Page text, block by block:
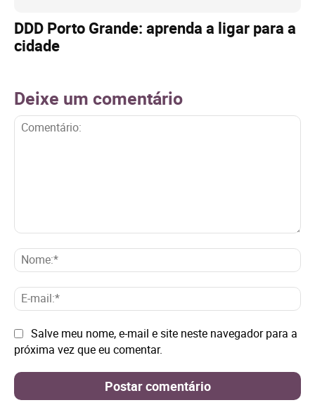
DDD Porto Grande: aprenda a ligar para a
cidade
Deixe um comentário
E-
Site: Salve meu nome, e-mail e site neste navegador para a
próxima vez que eu comentar.